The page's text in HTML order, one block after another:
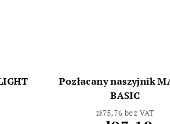
Pozłacany naszyjnik
BASIC
zł75,76 bez VAT